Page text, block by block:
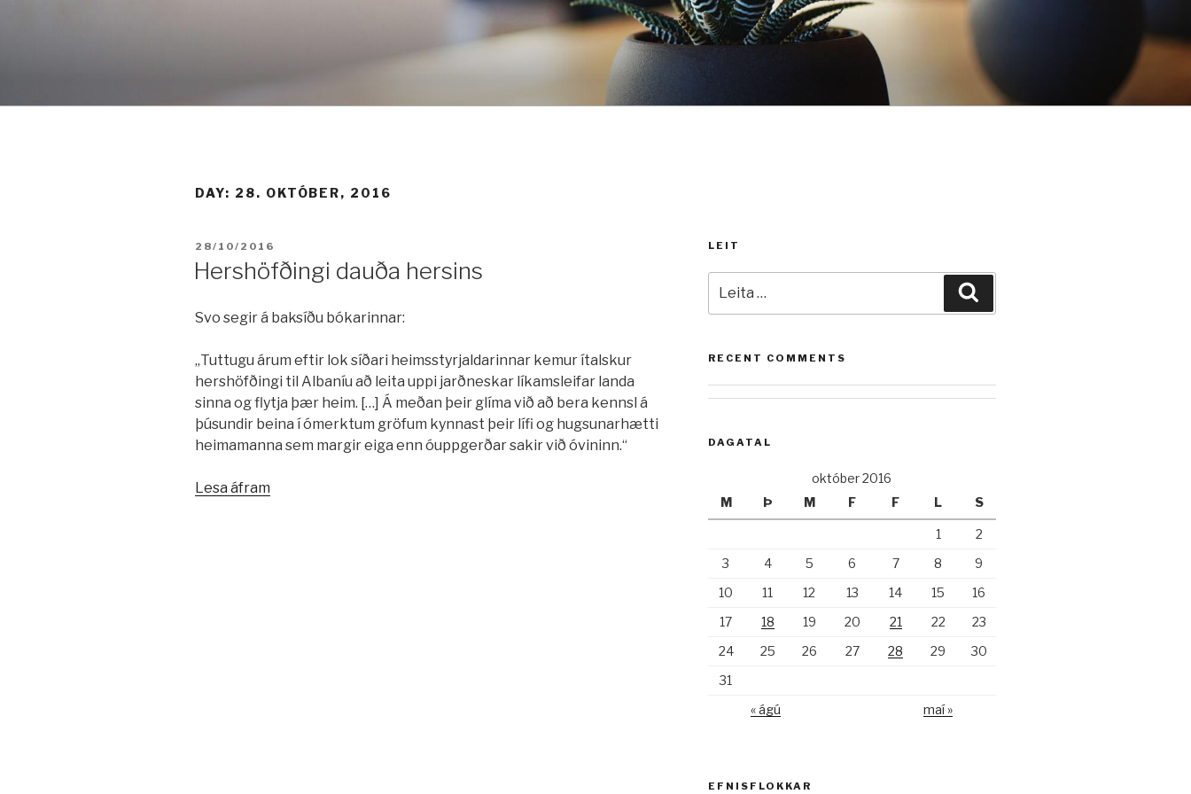
DAY: 28. OKTÓBER, 2016
BIRT:
28/10/2016
Hershöfðingi dauða hersins
Svo segir á baksíðu bókarinnar:
„Tuttugu árum eftir lok síðari heimsstyrjaldarinnar kemur ítalskur
hershöfðingi til Albaníu að leita uppi jarðneskar líkamsleifar landa
sinna og flytja þær heim. […] Á meðan þeir glíma við að bera kennsl á
þúsundir beina í ómerktum gröfum kynnast þeir lífi og hugsunarhætti
heimamanna sem margir eiga enn óuppgerðar sakir við óvininn.“
Lesa áfram
LEIT
að:
RECENT COMMENTS
DAGATAL
október 2016
M
Þ M F F L S
1
2
3
4 5 6 7 8
9
10
11 12 13 14 15
16
17
18 19 20 21 22
23
24
25 26 27 28 29
30
31
« ágú
maí »
EFNISFLOKKAR